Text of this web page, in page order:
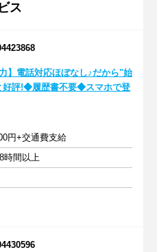
ス
力】電話対応ほぼなし♪だから"始
好評!◆履歴書不要◆スマホで登
円+交通費支給
時間以上